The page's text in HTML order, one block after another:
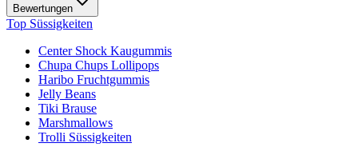
Bewertungen
Top Süssigkeiten
Center Shock Kaugummis
Chupa Chups Lollipops
Haribo Fruchtgummis
Jelly Beans
Tiki Brause
Marshmallows
Trolli Süssigkeiten